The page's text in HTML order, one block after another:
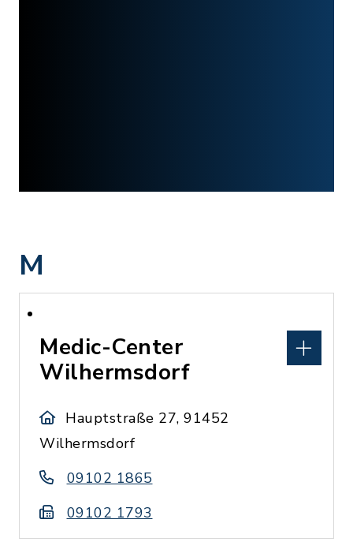
M
Medic-Center
Wilhermsdorf
Hauptstraße 27, 91452
Wilhermsdorf
09102 1865
09102 1793